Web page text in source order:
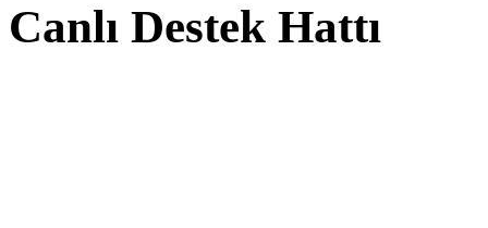
Canlı Destek Hattı